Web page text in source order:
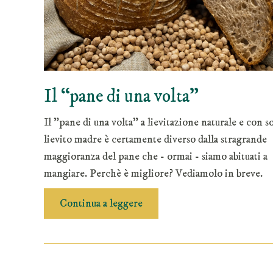
Il “pane di una volta”
Il "pane di una volta" a lievitazione naturale e con
lievito madre è certamente diverso dalla stragrande
maggioranza del pane che - ormai - siamo abituati a
mangiare. Perchè è migliore? Vediamolo in breve.
Continua a leggere